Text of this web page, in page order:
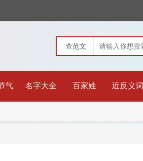
气 名字大全 百家姓 近反义词